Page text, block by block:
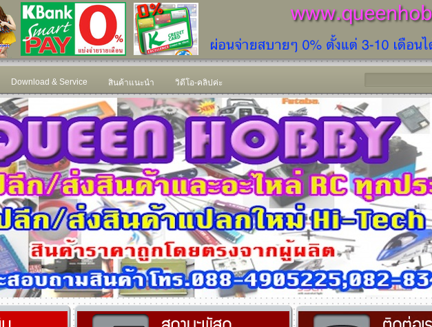
Download & Service สินค้าแนะนำ วิดีโอ-คลิปค่ะ